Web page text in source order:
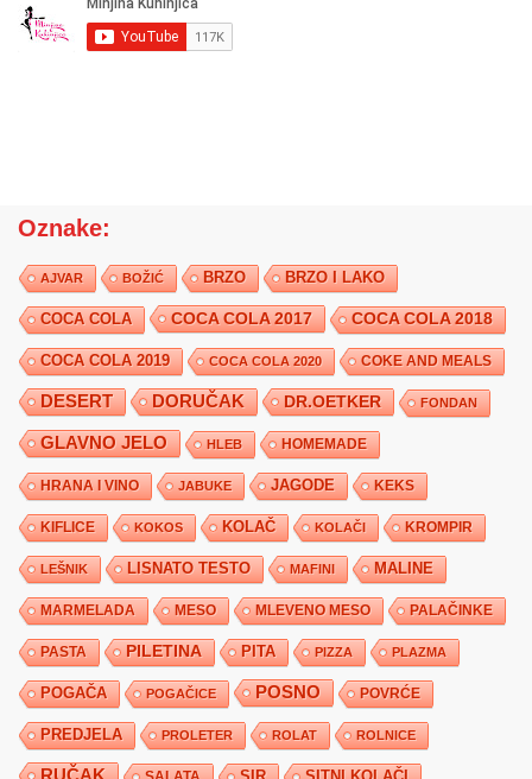
Oznake:
AJVAR BOŽIĆ BRZO BRZO I LAKO
COCA COLA COCA COLA 2017 COCA COLA 2018
COCA COLA 2019 COCA COLA 2020 COKE AND MEALS
DESERT DORUČAK DR.OETKER FONDAN
GLAVNO JELO HLEB HOMEMADE
HRANA I VINO JABUKE JAGODE KEKS
KIFLICE KOKOS KOLAČ KOLAČI KROMPIR
LEŠNIK LISNATO TESTO MAFINI MALINE
MARMELADA MESO MLEVENO MESO PALAČINKE
PASTA PILETINA PITA PIZZA PLAZMA
POGAČA POGAČICE POSNO POVRĆE
PREDJELA PROLETER ROLAT ROLNICE
RUČAK